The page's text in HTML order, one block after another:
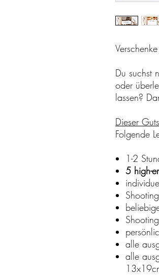
Du suchst
oder
lassen?
Dieser
Folgende
1-2
5 high-
alle
alle